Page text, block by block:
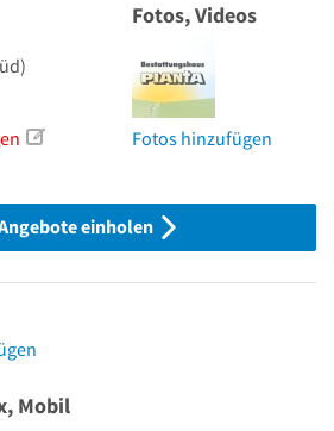
Fotos, Videos
Fotos hinzufügen
einholen
Mobil